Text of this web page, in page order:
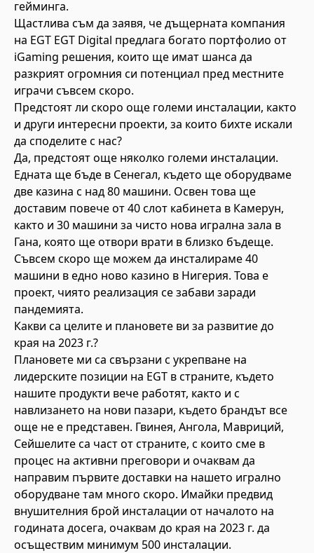
гейминга.
Щастлива съм да заявя, че дъщерната компания
на EGT EGT Digital предлага богато портфолио от
iGaming решения, които ще имат шанса да
разкрият огромния си потенциал пред местните
играчи съвсем скоро.
Предстоят ли скоро още големи инсталации, както
и други интересни проекти, за които бихте искали
да споделите с нас?
Да, предстоят още няколко големи инсталации.
Едната ще бъде в Сенегал, където ще оборудваме
две казина с над 80 машини. Освен това ще
доставим повече от 40 слот кабинета в Камерун,
както и 30 машини за чисто нова игрална зала в
Гана, която ще отвори врати в близко бъдеще.
Съвсем скоро ще можем да инсталираме 40
машини в едно ново казино в Нигерия. Това е
проект, чиято реализация се забави заради
пандемията.
Какви са целите и плановете ви за развитие до
края на 2023 г.?
Плановете ми са свързани с укрепване на
лидерските позиции на EGT в страните, където
нашите продукти вече работят, както и с
навлизането на нови пазари, където брандът все
още не е представен. Гвинея, Ангола, Мавриций,
Сейшелите са част от страните, с които сме в
процес на активни преговори и очаквам да
направим първите доставки на нашето игрално
оборудване там много скоро. Имайки предвид
внушителния брой инсталации от началото на
годината досега, очаквам до края на 2023 г. да
осъществим минимум 500 инсталации.